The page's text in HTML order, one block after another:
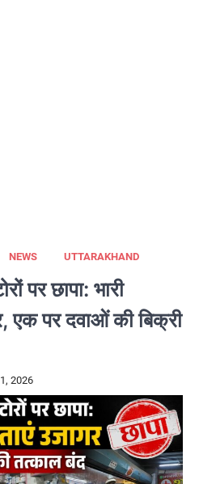
NEWS UTTARAKHAND
पर छापा: भारी
एक पर दवाओं की बिक्री
2026